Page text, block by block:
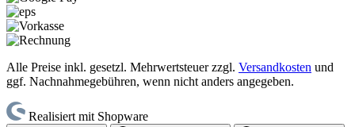
Alle Preise inkl. gesetzl. Mehrwertsteuer zzgl. Versandkosten und
ggf. Nachnahmegebühren, wenn nicht anders angegeben.
Realisiert mit Shopware